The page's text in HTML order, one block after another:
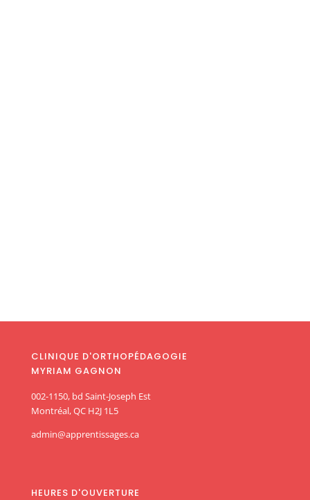
CLINIQUE D'ORTHOPÉDAGOGIE
MYRIAM GAGNON
002-1150, bd Saint-Joseph Est
Montréal, QC H2J 1L5
admin@apprentissages.ca
HEURES D'OUVERTURE